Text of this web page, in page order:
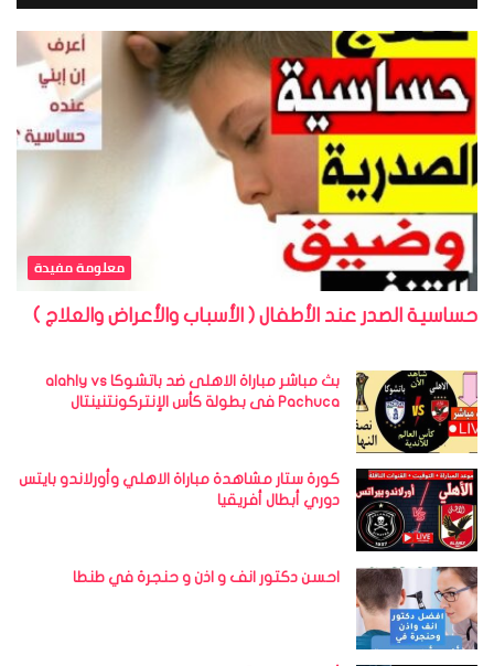
معلومة مفيدة
حساسية الصدر عند الأطفال ( الأسباب والأعراض والعلاج )
بث مباشر مباراة الاهلى ضد باتشوكا alahly vs
Pachuca فى بطولة كأس الإنتركونتنينتال
كورة ستار مشاهدة مباراة الاهلي وأورلاندو بايتس
دوري أبطال أفريقيا
احسن دكتور انف و اذن و حنجرة في طنطا